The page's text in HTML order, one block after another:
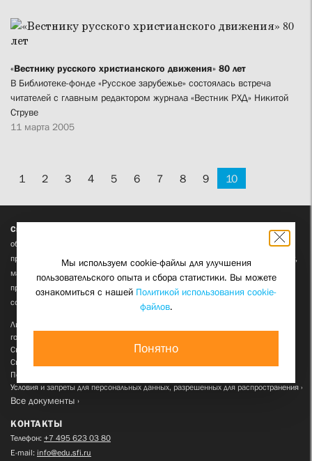
«Вестнику русского христианского движения» 80 лет
В Библиотеке-фонде «Русское зарубежье» состоялась встреча
читателей с главным редактором журнала «Вестник РХД» Никитой
Струве
11 марта 2005
1 2 3 4 5 6 7 8 9 10
Мы используем cookie-файлы для улучшения
пользовательского опыта и сбора статистики. Вы можете
ознакомиться с нашей Политикой использования cookie-
файлов.
Понятно
Свято-Филаретовский институт (СФИ)
образовательная организация высшего образования. Институт реализует
программы высшего профессионального образования по теологии (бакалавриат,
магистратура) и истории (магистратура), а также дополнительного
профессионального образования по теологии, религиоведению, истории и
социальной работе. Учредитель: РОО «Сретение».
Лицензия на осуществление образовательной деятельности от 29 декабря 2022
года
Свидетельство о государственной аккредитации от 26 января 2023 года
Свидетельство о церковной аккредитации № 26 от 1 декабря 2022 года
Политика СФИ в отношении обработки персональных данных
Условия и запреты для персональных данных, разрешенных для распространения
Все документы
КОНТАКТЫ
Телефон: +7 495 623 03 80
E-mail: info@edu.sfi.ru